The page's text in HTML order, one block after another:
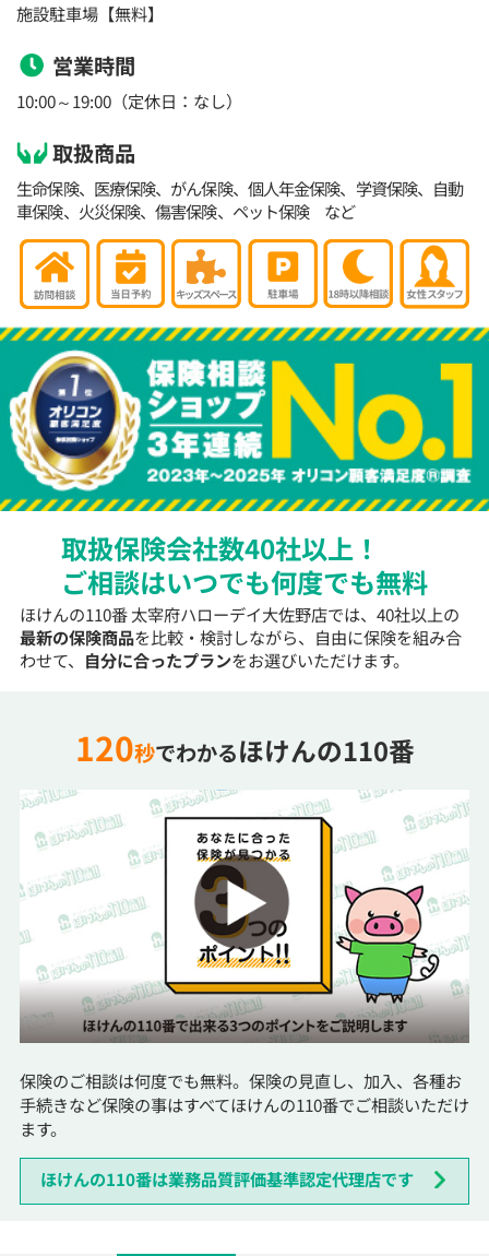
施設駐車場【無料】
営業時間
10:00～19:00（定休日：なし）
取扱商品
生命保険、医療保険、がん保険、個人年金保険、学資保険、自動
車保険、火災保険、傷害保険、ペット保険 など
取扱保険会社数40社以上！
ご相談はいつでも何度でも無料
ほけんの110番 太宰府ハローデイ大佐野店では、40社以上の
最新の保険商品を比較・検討しながら、自由に保険を組み合
わせて、 自分に合ったプランをお選びいただけます。
120秒でわかるほけんの110番
保険のご相談は何度でも無料。保険の見直し、加入、各種お
手続きなど保険の事はすべてほけんの110番でご相談いただけ
ます。
ほけんの110番は業務品質評価基準認定代理店です